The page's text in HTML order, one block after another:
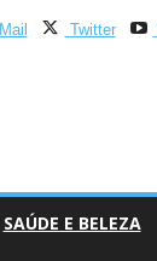
Mail Twitter
SAÚDE E BELEZA